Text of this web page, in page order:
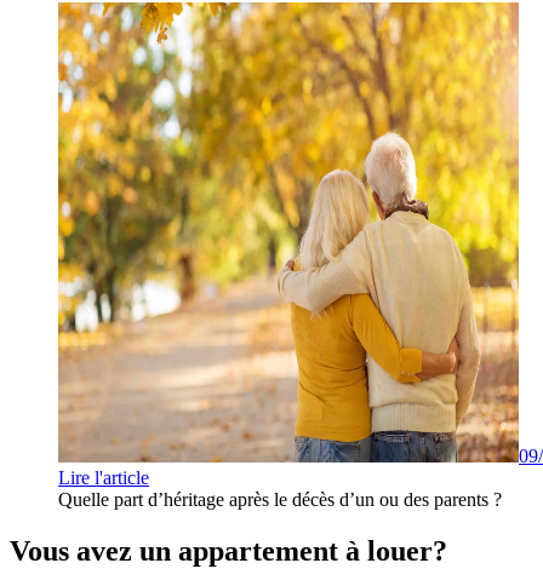
Lire l'article
Quelle part d’héritage après le décès d’un ou des parents ?
Vous avez un appartement à louer?